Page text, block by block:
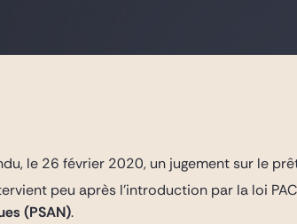
le 26 février 2020, un jugement sur le
peu après l’introduction par la loi
(PSAN).